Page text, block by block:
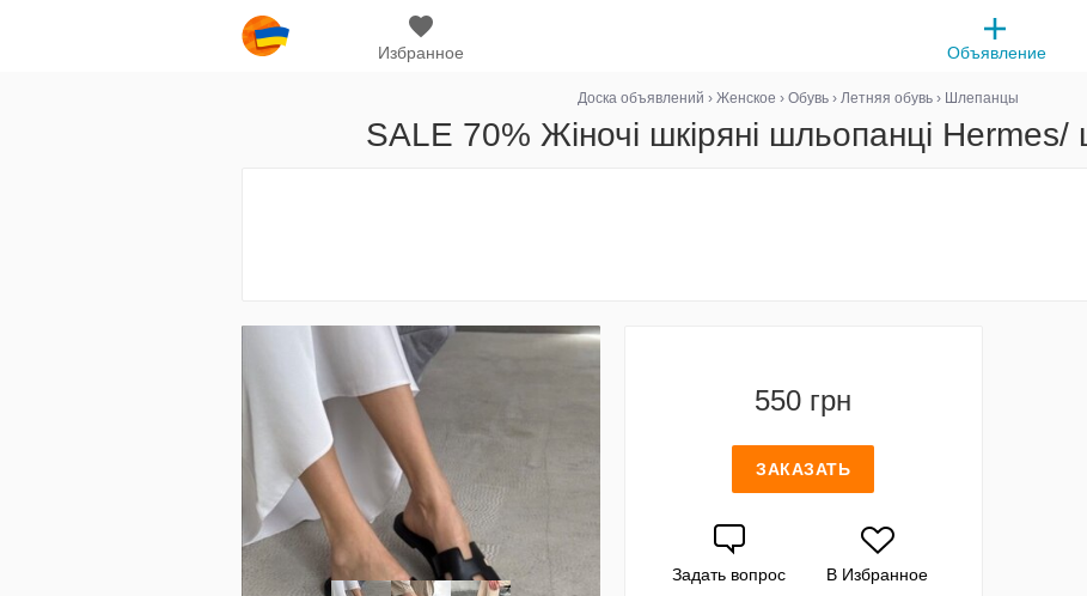
Избранное Объявление
Доска объявлений › Женское › Обувь› Летняя обувь› Шлепанцы
SALE 70% Жіночі шкіряні шльопанці
550 грн
ЗАКАЗАТЬ
Задать вопрос В Избранное